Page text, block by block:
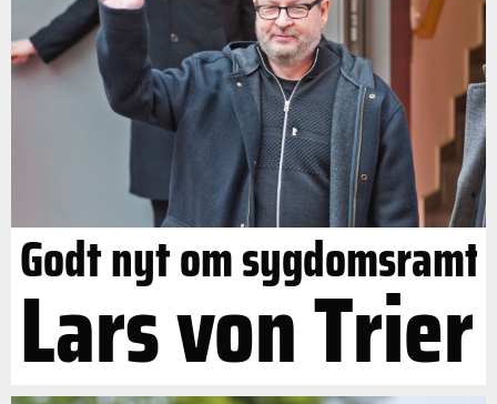
Godt nyt om sygdomsramt
Lars von Trier